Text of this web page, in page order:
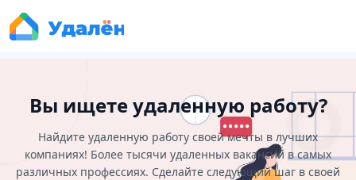
Вы ищете удаленную работу?
Найдите удаленную работу своей мечты в лучших
компаниях! Более тысячи удаленных вакансий в самых
различных профессиях. Сделайте следующий шаг в своей